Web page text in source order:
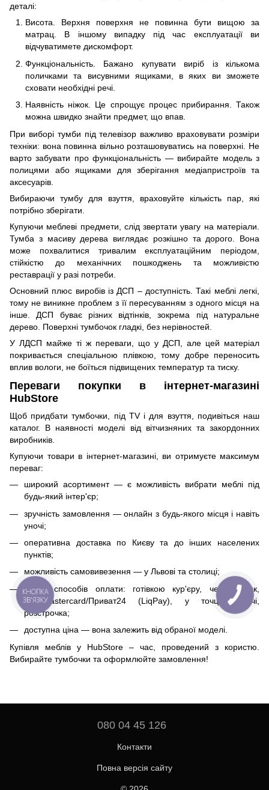
деталі:
Висота. Верхня поверхня не повинна бути вищою за
матрац. В іншому випадку під час експлуатації ви
відчуватимете дискомфорт.
Функціональність. Бажано купувати виріб із кількома
поличками та висувними ящиками, в яких ви зможете
сховати необхідні речі.
Наявність ніжок. Це спрощує процес прибирання. Також
можна швидко знайти предмет, що впав.
При виборі тумби під телевізор важливо враховувати розміри
техніки: вона повинна вільно розташовуватись на поверхні. Не
варто забувати про функціональність — вибирайте модель з
полицями або ящиками для зберігання медіапристроїв та
аксесуарів.
Вибираючи тумбу для взуття, враховуйте кількість пар, які
потрібно зберігати.
Купуючи меблеві предмети, слід звертати увагу на матеріали.
Тумба з масиву дерева виглядає розкішно та дорого. Вона
може похвалитися тривалим експлуатаційним періодом,
стійкістю до механічних пошкоджень та можливістю
реставрації у разі потреби.
Основний плюс виробів із ДСП – доступність. Такі меблі легкі,
тому не виникне проблем з її пересуванням з одного місця на
інше. ДСП буває різних відтінків, зокрема під натуральне
дерево. Поверхні тумбочок гладкі, без нерівностей.
У ЛДСП майже ті ж переваги, що у ДСП, але цей матеріал
покривається спеціальною плівкою, тому добре переносить
вплив вологи, не боїться підвищених температур та тиску.
Переваги покупки в інтернет-магазині
HubStore
Щоб придбати тумбочки, під TV і для взуття, подивіться наш
каталог. В наявності моделі від вітчизняних та закордонних
виробників.
Купуючи товари в інтернет-магазині, ви отримуєте максимум
переваг:
широкий асортимент — є можливість вибрати меблі під
будь-який інтер'єр;
зручність замовлення — онлайн з будь-якого місця і навіть
уночі;
оперативна доставка по Києву та до інших населених
пунктів;
можливість самовивезення — у Львові та столиці;
кілька способів оплати: готівкою кур'єру, через банк,
Visa/Mastercard/Приват24 (LiqPay), у точці видачі,
розстрочка;
доступна ціна — вона залежить від обраної моделі.
Купівля меблів у HubStore – час, проведений з користю.
Вибирайте тумбочки та оформлюйте замовлення!
080 04 45 126
Контакти
Повна версія сайту
КНОПКА
ЗВ'ЯЗКУ